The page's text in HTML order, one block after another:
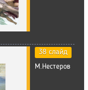
38 слайд
М.Нестеров